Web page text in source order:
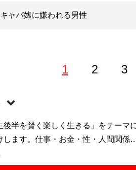
キャバ嬢に嫌われる男性
1 2 3
長岡市出身。関西外国語大学卒業後
、離婚、地方の激安キャバクラを経
後半を賢く楽しく生きる」をテーマ
します。仕事・お金・性・人間関